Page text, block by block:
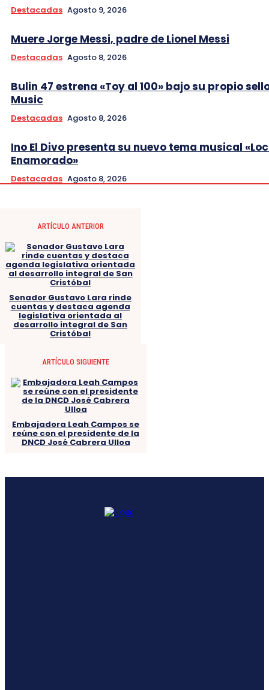
Destacadas Agosto 9, 2026
Muere Jorge Messi, padre de Lionel Messi
Destacadas Agosto 8, 2026
Bulin 47 estrena «Toy al 100» bajo su propio
Music
Destacadas Agosto 8, 2026
Ino El Divo presenta su nuevo tema musical
Enamorado»
Destacadas Agosto 8, 2026
ARTÍCULO ANTERIOR
Senador Gustavo Lara rinde
cuentas y destaca agenda
legislativa orientada al
desarrollo integral de San
Cristóbal
ARTÍCULO SIGUIENTE
Embajadora Leah Campos se
reúne con el presidente de la
DNCD José Cabrera Ulloa